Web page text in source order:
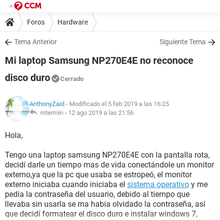
Foros Hardware
Tema Anterior Siguiente Tema
Mi laptop Samsung NP270E4E no reconoce
disco duro
Cerrado
AnthonyZaid - Modificado el 5 feb 2019 a las 16:25
mtermin - 12 ago 2019 a las 21:56
Hola,
Tengo una laptop samsung NP270E4E con la pantalla rota,
decidí darle un tiempo mas de vida conectándole un monitor
externo,ya que la pc que usaba se estropeó, el monitor
externo iniciaba cuando iniciaba el sistema operativo y me
pedia la contraseña del usuario, debido al tiempo que
llevaba sin usarla se ma habia olvidado la contraseña, así
que decidí formatear el disco duro e instalar windows 7,